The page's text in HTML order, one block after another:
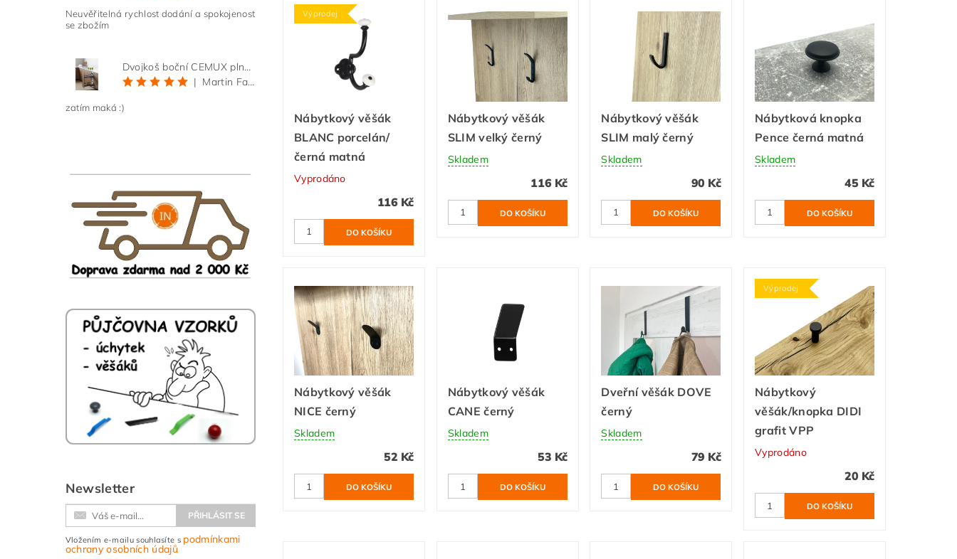
Neuvěřitelná rychlost dodání a spokojenost
se zbožím
Dvojkoš boční CEMUX plné dno 3D, s tlumením antracit 200 mm
|
Martin Faltus
zatím maká :)
Newsletter
Vložením e-mailu souhlasíte s podmínkami
ochrany osobních údajů
Výprodej
Nábytkový věšák
BLANC porcelán/
černá matná
Vyprodáno
116 Kč
Nábytkový věšák
SLIM velký černý
Skladem
116 Kč
Nábytkový věšák
SLIM malý černý
Skladem
90 Kč
Nábytková knopka
Pence černá matná
Skladem
45 Kč
Nábytkový věšák
NICE černý
Skladem
52 Kč
Nábytkový věšák
CANE černý
Skladem
53 Kč
Dveřní věšák DOVE
černý
Skladem
79 Kč
Výprodej
Nábytkový
věšák/knopka DIDI
grafit VPP
Vyprodáno
20 Kč